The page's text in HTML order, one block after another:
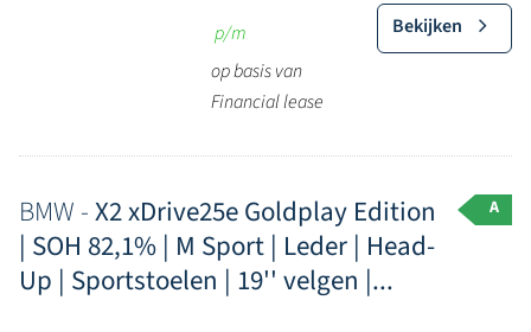
p/m
op basis van
Financial lease
Bekijken
BMW -X2 xDrive25e Goldplay Edition
| SOH 82,1% | M Sport | Leder | Head-
Up | Sportstoelen | 19'' velgen |...
A